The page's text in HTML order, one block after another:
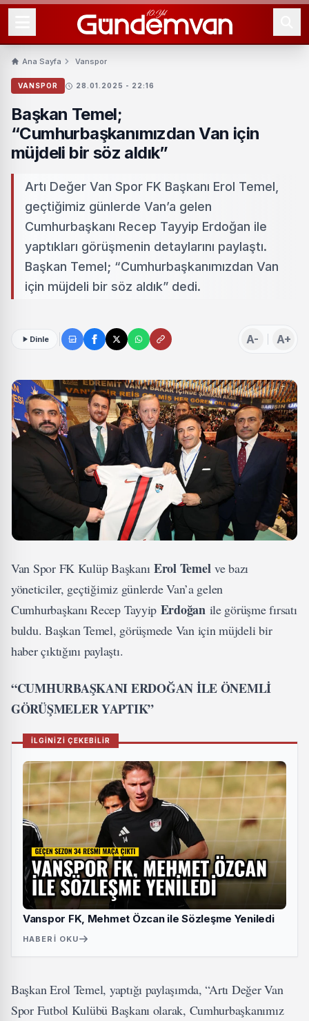
Ana Sayfa Vanspor
VANSPOR 28.01.2025 - 22:16
Başkan Temel;
“Cumhurbaşkanımızdan Van için
müjdeli bir söz aldık”
Artı Değer Van Spor FK Başkanı Erol Temel,
geçtiğimiz günlerde Van’a gelen
Cumhurbaşkanı Recep Tayyip Erdoğan ile
yaptıkları görüşmenin detaylarını paylaştı.
Başkan Temel; “Cumhurbaşkanımızdan Van
için müjdeli bir söz aldık” dedi.
Dinle A- A+
Van Spor FK Kulüp Başkanı Erol Temelve bazı
yöneticiler, geçtiğimiz günlerde Van’a gelen
Cumhurbaşkanı Recep Tayyip Erdoğanile görüşme fırsatı
buldu. Başkan Temel, görüşmede Van için müjdeli bir
haber çıktığını paylaştı.
“CUMHURBAŞKANI ERDOĞAN İLE ÖNEMLİ
GÖRÜŞMELER YAPTIK”
İLGİNİZİ ÇEKEBİLİR
Vanspor FK, Mehmet Özcan ile Sözleşme Yeniledi
HABERI OKU
Başkan Erol Temel, yaptığı paylaşımda, “Artı Değer Van
Spor Futbol Kulübü Başkanı olarak, Cumhurbaşkanımız